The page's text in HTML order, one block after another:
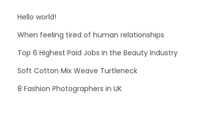
Hello world!
When feeling tired of human relationships
Top 6 Highest Paid Jobs in the Beauty Industry
Soft Cotton Mix Weave Turtleneck
8 Fashion Photographers in UK